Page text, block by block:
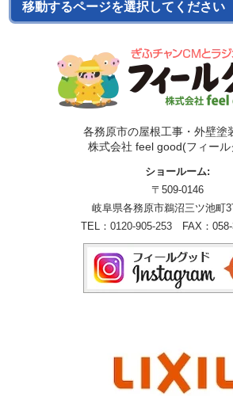
各務原市の屋根工事・外壁塗
株式会社 feel good(フィール
ショールーム:
〒509-0146
岐阜県各務原市鵜沼三ツ池町
TEL： 0120-905-253 FAX：058-